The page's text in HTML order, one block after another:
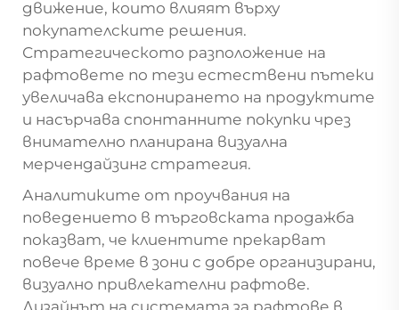
движение, които влияят върху
покупателските решения.
Стратегическото разположение на
рафтовете по тези естествени пътеки
увеличава експонирането на продуктите
и насърчава спонтанните покупки чрез
внимателно планирана визуална
мерчендайзинг стратегия.
Аналитиките от проучвания на
поведението в търговската продажба
показват, че клиентите прекарват
повече време в зони с добре организирани,
визуално привлекателни рафтове.
Дизайнът на системата за рафтове в